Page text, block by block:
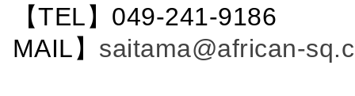
【TEL】049-241-
MAIL】 saitama@african-